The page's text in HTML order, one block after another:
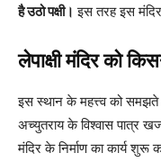
है उठो पक्षी। इस तरह इस मंदिर
लेपाक्षी मंदिर को
इस स्थान के महत्त्व को समझते
अच्युतराय के विश्वास पात्र
मंदिर के निर्माण का कार्य शुरू